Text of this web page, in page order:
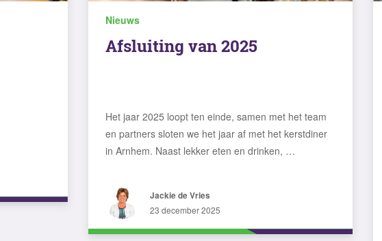
Nieuws
Afsluiting van 2025
Het jaar 2025 loopt ten einde, samen met het team
en partners sloten we het jaar af met het kerstdiner
in Arnhem. Naast lekker eten en drinken, …
Jackie de Vries
23 december 2025